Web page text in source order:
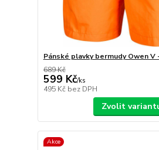
Pánské plavky bermudy Owen V
689 Kč
599 Kč/ks
495 Kč bez DPH
Zvolit
Akce